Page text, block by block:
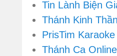
Tin Lành Biện
Thánh Kinh
PrisTim
Thánh Ca Online